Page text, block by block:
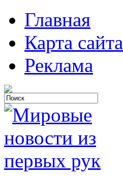
Главная
Карта сайта
Реклама